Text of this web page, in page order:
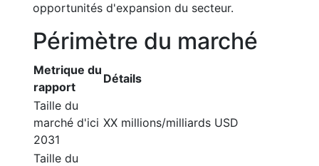
opportunités d'expansion du secteur.
Périmètre du marché
Metrique du
rapport
Détails
Taille du
marché d'ici
2031
XX millions/milliards USD
Taille du